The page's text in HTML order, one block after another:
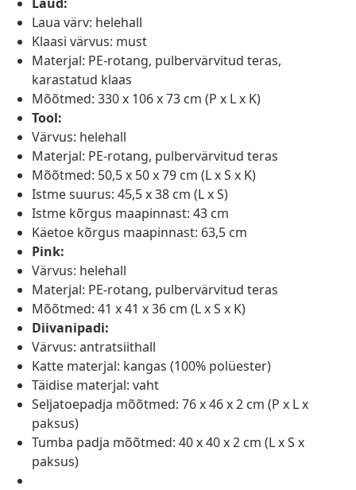
Laua värv: helehall
Klaasi värvus: must
Materjal: PE-rotang, pulbervärvitud teras,
karastatud klaas
Mõõtmed: 330 x 106 x 73 cm (P x L x K)
Tool:
Värvus: helehall
Materjal: PE-rotang, pulbervärvitud teras
Mõõtmed: 50,5 x 50 x 79 cm (L x S x K)
Istme suurus: 45,5 x 38 cm (L x S)
Istme kõrgus maapinnast: 43 cm
Käetoe kõrgus maapinnast: 63,5 cm
Pink:
Värvus: helehall
Materjal: PE-rotang, pulbervärvitud teras
Mõõtmed: 41 x 41 x 36 cm (L x S x K)
Diivanipadi:
Värvus: antratsiithall
Katte materjal: kangas (100% polüester)
Täidise materjal: vaht
Seljatoepadja mõõtmed: 76 x 46 x 2 cm (P x L x
paksus)
Tumba padja mõõtmed: 40 x 40 x 2 cm (L x S x
paksus)